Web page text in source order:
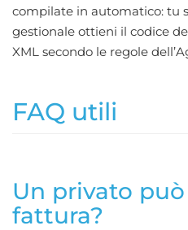
compilate in automatico: tu
gestionale ottieni il codice
XML secondo le regole
FAQ utili
Un privato
fattura?